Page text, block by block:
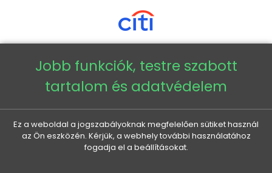
Copyright © 2026 - Veneti™
Veneti CZ
Jobb funkciók, testre szabott
tartalom és adatvédelem
Ez a weboldal a jogszabályoknak megfelelően sütiket használ
az Ön eszközén. Kérjük, a webhely további használatához
fogadja el a beállításokat.